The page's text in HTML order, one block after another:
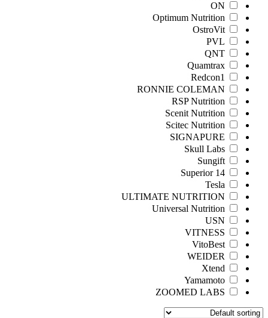
ON
Optimum Nutrition
OstroVit
PVL
QNT
Quamtrax
Redcon1
RONNIE COLEMAN
RSP Nutrition
Scenit Nutrition
Scitec Nutrition
SIGNAPURE
Skull Labs
Sungift
Superior 14
Tesla
ULTIMATE NUTRITION
Universal Nutrition
USN
VITNESS
VitoBest
WEIDER
Xtend
Yamamoto
ZOOMED LABS